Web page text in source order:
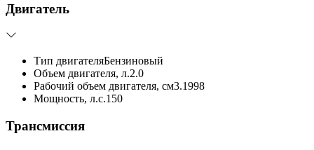
Двигатель
Тип двигателяБензиновый
Объем двигателя, л.2.0
Рабочий объем двигателя, см3.1998
Мощность, л.с.150
Трансмиссия